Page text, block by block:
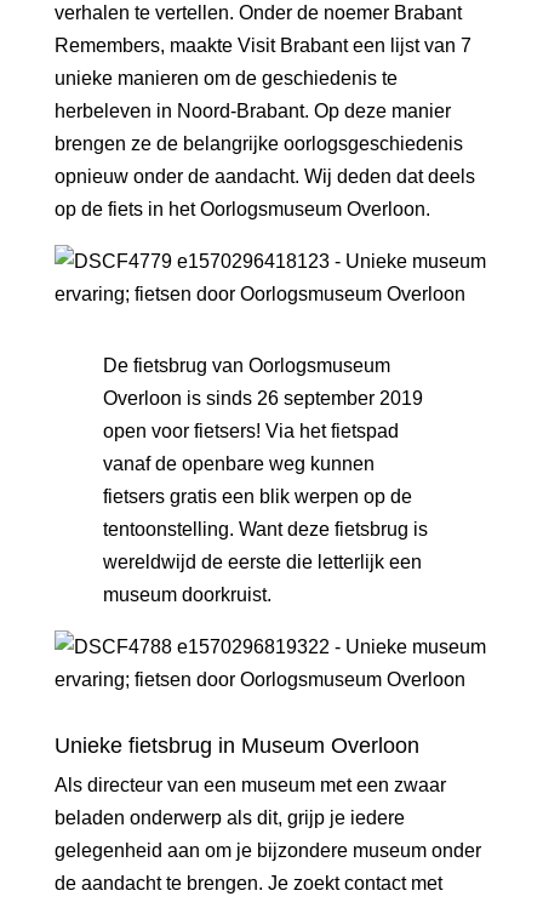
verhalen te vertellen. Onder de noemer Brabant
Remembers, maakte Visit Brabanteen lijst van 7
unieke manieren om de geschiedenis te
herbeleven in Noord-Brabant. Op deze manier
brengen ze de belangrijke oorlogsgeschiedenis
opnieuw onder de aandacht. Wij deden dat deels
op de fiets in het Oorlogsmuseum Overloon.
De fietsbrug van Oorlogsmuseum
Overloon is sinds 26 september 2019
open voor fietsers! Via het fietspad
vanaf de openbare weg kunnen
fietsers gratis een blik werpen op de
tentoonstelling. Want deze fietsbrug is
wereldwijd de eerste die letterlijk een
museum doorkruist.
Unieke fietsbrug in Museum Overloon
Als directeur van een museum met een zwaar
beladen onderwerp als dit, grijp je iedere
gelegenheid aan om je bijzondere museum onder
de aandacht te brengen. Je zoekt contact met